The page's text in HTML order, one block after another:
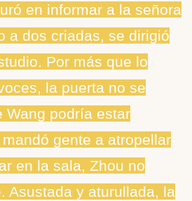
en informar a la señora
a dos criadas, se dirigió
Por más que lo
la puerta no se
Wang podría estar
gente a atropellar
en la sala, Zhou no
Asustada y aturullada, la